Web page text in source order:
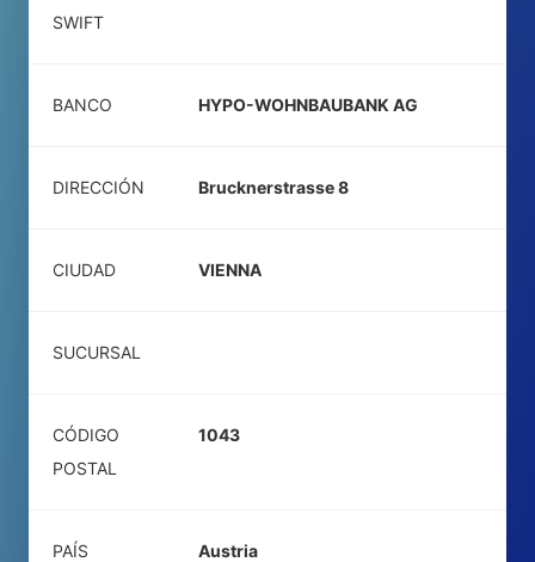
SWIFT
BANCO HYPO-WOHNBAUBANK AG
DIRECCIÓN Brucknerstrasse 8
CIUDAD VIENNA
SUCURSAL
CÓDIGO
POSTAL
1043
PAÍS Austria